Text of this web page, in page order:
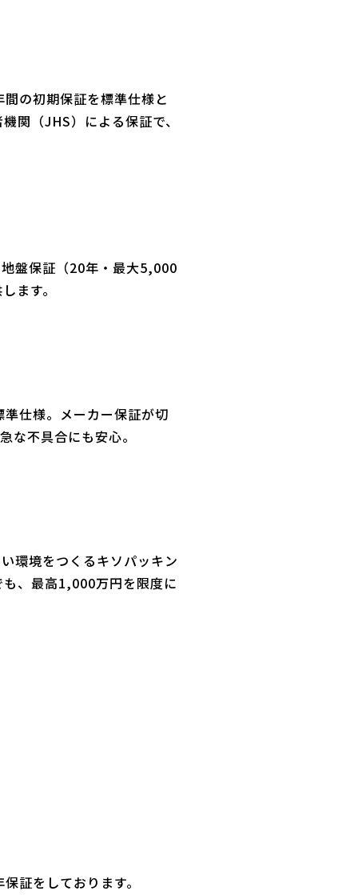
の初期保証を標準仕様と
関（JHS）による保証で、
盤保証（20年・最大5,000
ます。
仕様。メーカー保証が切
な不具合にも安心。
環境をつくるキソパッキン
、最高1,000万円を限度に
証をしております。